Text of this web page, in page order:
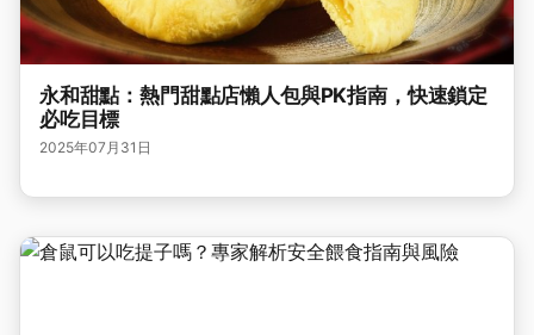
永和甜點：熱門甜點店懶人包與PK指南，快速鎖定
必吃目標
2025年07月31日